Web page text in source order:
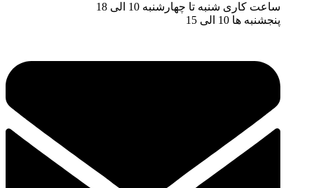
ساعت کاری شنبه تا چهارشنبه 10 الی 18
پنجشنبه ها 10 الی 15